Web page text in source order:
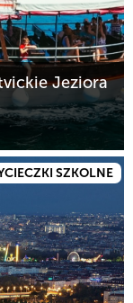
Jeziora
SZKOLNE